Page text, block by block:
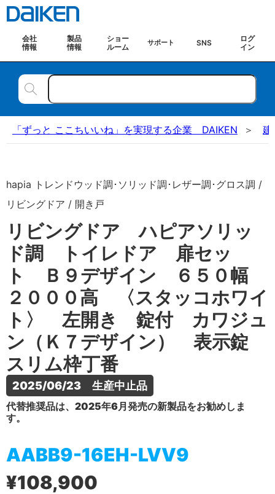
会社
情報
製品
情報
ショー
ルーム
サポート SNS
ログ
イン
「ずっと ここちいいね」を実現する企業 DAIKEN 建
hapia トレンドウッド調･ソリッド調･レザー調･グロス調 /
リビングドア / 開き戸
リビングドア ハピアソリッ
ド調 トイレドア 扉セッ
ト Ｂ９デザイン ６５０幅
２０００高 〈スタッコホワイ
ト〉 左開き 錠付 カワジュ
ン（Ｋ７デザイン） 表示錠
スリム枠丁番
2025/06/23　生産中止品
代替推奨品は、2025年6月発売の新製品をお勧めしま
す。
AABB9-16EH-LVV9
¥108,900